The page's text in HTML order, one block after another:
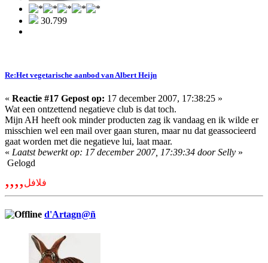
30.799
Re:Het vegetarische aanbod van Albert Heijn
« Reactie #17 Gepost op: 17 december 2007, 17:38:25 »
Wat een ontzettend negatieve club is dat toch.
Mijn AH heeft ook minder producten zag ik vandaag en ik wilde er
misschien wel een mail over gaan sturen, maar nu dat geassocieerd
gaat worden met die negatieve lui, laat maar.
« Laatst bewerkt op: 17 december 2007, 17:39:34 door Selly »
Gelogd
,,,,فلافل
d'Artagn@ñ